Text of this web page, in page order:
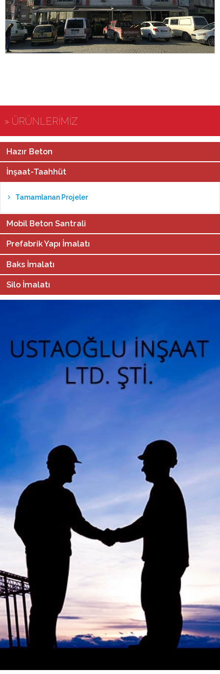
» ÜRÜNLERİMİZ
Hazır Beton
İnşaat-Taahhüt
Tamamlanan Projeler
Mobil Beton Santrali
Prefabrik Yapı İmalatı
Baks İmalatı
Silo İmalatı